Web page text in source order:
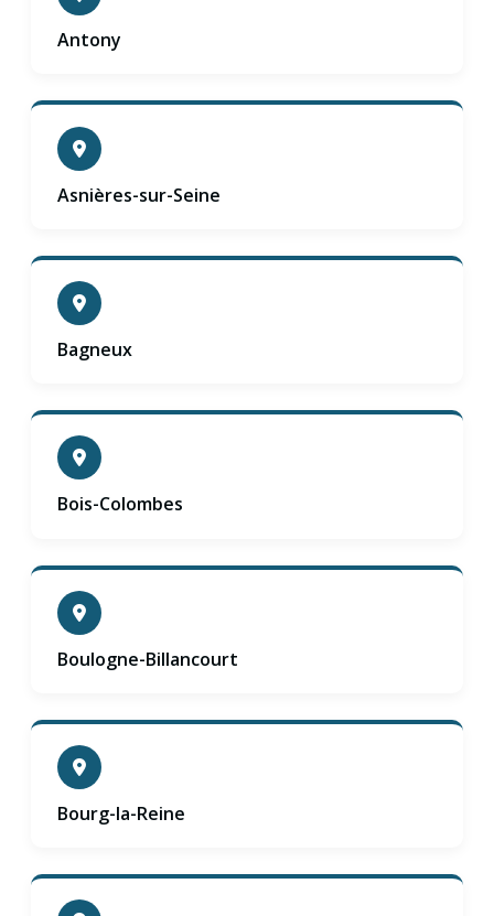
Antony
Asnières-sur-Seine
Bagneux
Bois-Colombes
Boulogne-Billancourt
Bourg-la-Reine